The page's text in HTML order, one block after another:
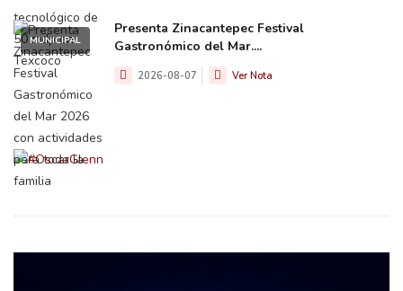
MUNICIPAL
Presenta Zinacantepec Festival
Gastronómico del Mar....
2026-08-07 Ver Nota